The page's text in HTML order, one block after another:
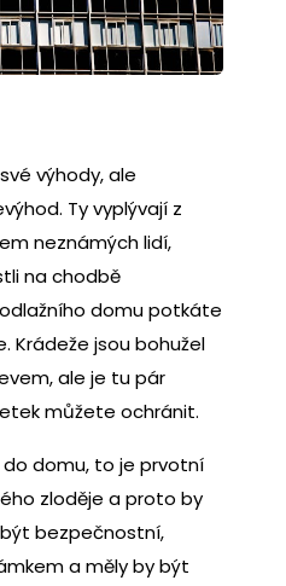
výhody, ale
Ty vyplývají z
neznámých lidí,
na chodbě
domu potkáte
Krádeže jsou bohužel
ale je tu pár
můžete ochránit.
domu, to je prvotní
zloděje a proto by
bezpečnostní,
a měly by být